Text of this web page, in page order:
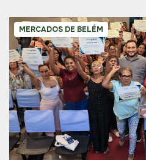
MERCADOS DE BELÉM